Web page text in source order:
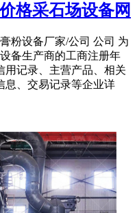
格采石场设备网
粉设备厂家/公司 公司 为
备生产商的工商注册年
用记录、主营产品、相关
息、交易记录等企业详